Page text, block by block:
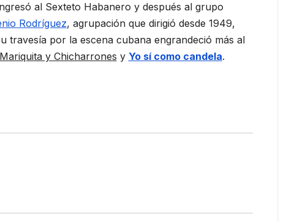
al Sexteto Habanero y después al grupo
Rodríguez, agrupación que dirigió desde 1949,
travesía por la escena cubana engrandeció más al
Mariquita y Chicharrones y Yo sí como candela.